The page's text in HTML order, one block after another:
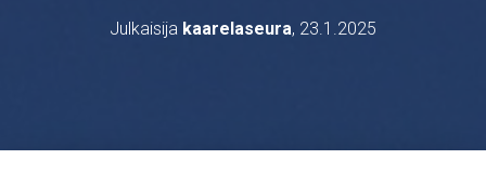
N
Julkaisija kaarelaseura, 23.1.2025